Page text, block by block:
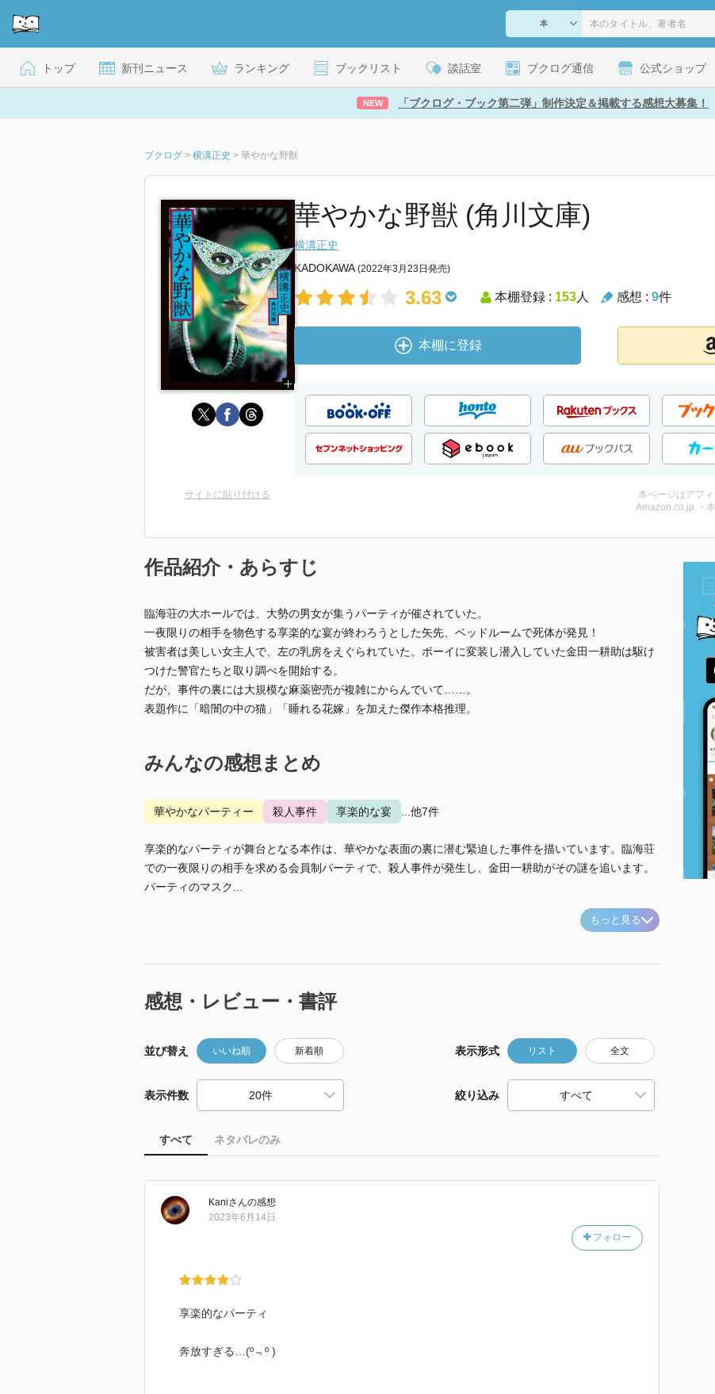
トップ 新刊ニュース ランキング ブックリスト 談話室 ブクログ通信 公式ショップ
NEW 「ブクログ・ブック第二弾」制作決定＆掲載する感想大募集！
ブクログ > 横溝正史 > 華やかな野獣
華やかな野獣 (角川文庫)
横溝正史
KADOKAWA(2022年3月23日発売)
3.63 本棚登録 : 153人 感想 : 9件
本棚に登録
サイトに貼り付ける
本ページはアフ
Amazon.co.jp ・
作品紹介・あらすじ
臨海荘の大ホールでは、大勢の男女が集うパーティが催されていた。
一夜限りの相手を物色する享楽的な宴が終わろうとした矢先、ベッドルームで死体が発見！
被害者は美しい女主人で、左の乳房をえぐられていた。ボーイに変装し潜入していた金田一耕助は駆け
つけた警官たちと取り調べを開始する。
だが、事件の裏には大規模な麻薬密売が複雑にからんでいて……。
表題作に「暗闇の中の猫」「睡れる花嫁」を加えた傑作本格推理。
みんなの感想まとめ
華やかなパーティー 殺人事件 享楽的な宴 ...他7件
享楽的なパーティが舞台となる本作は、華やかな表面の裏に潜む緊迫した事件を描いています。臨海荘
での一夜限りの相手を求める会員制パーティで、殺人事件が発生し、金田一耕助がその謎を追います。
パーティのマスク...
もっと見る
感想・レビュー・書評
並び替え いいね順 新着順 表示形式 リスト 全文
表示件数 絞り込み
すべて ネタバレのみ
Kaniさんの感想
フォロー
2023年6月14日
享楽的なパーティ
奔放すぎる…(º﹃º )